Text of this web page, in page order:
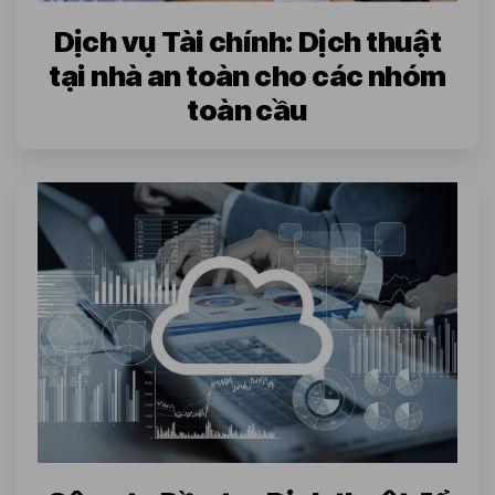
Dịch vụ Tài chính: Dịch thuật
tại nhà an toàn cho các nhóm
toàn cầu